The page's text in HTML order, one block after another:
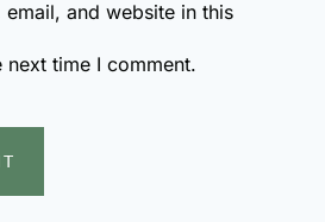
email, and website in this
time I comment.